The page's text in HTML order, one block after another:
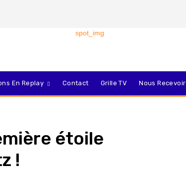
En Replay Contact Grille TV Nous Recevoir
étoile
!